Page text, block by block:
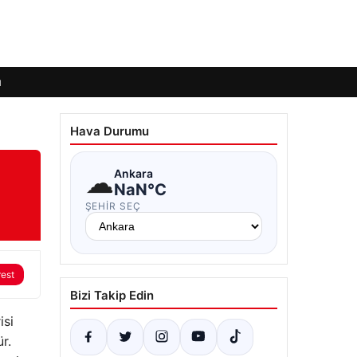
Hava Durumu
☁Ankara
NaN°C
ŞEHIR SEÇ
Bizi Takip Edin